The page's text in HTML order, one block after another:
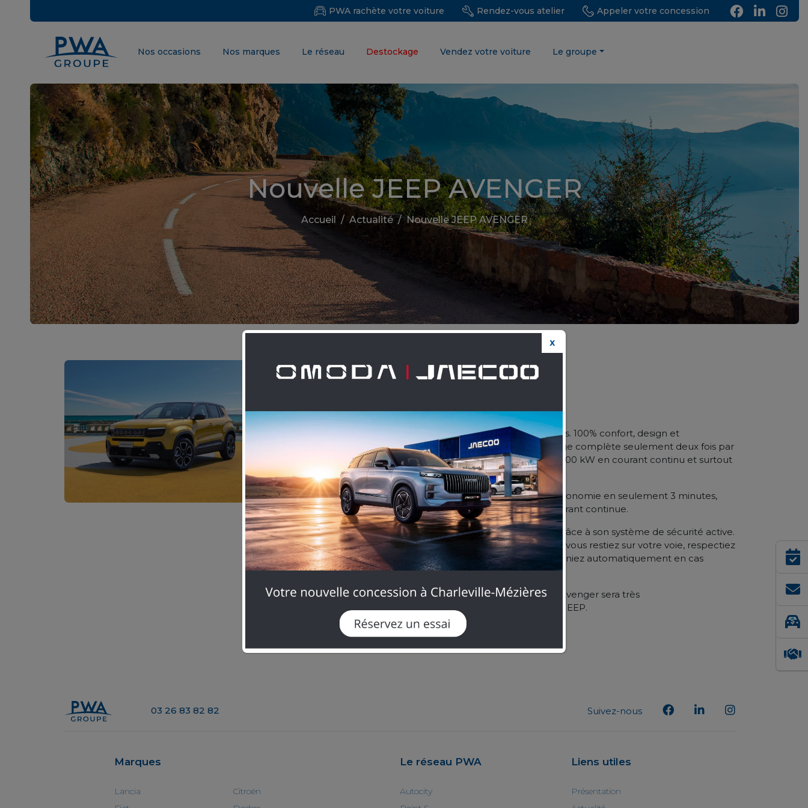
PWA rachète votre voiture Rendez-vous atelier Appeler votre concession
Nos occasions Nos marques Le réseau Destockage Vendez votre voiture Le groupe
Nouvelle JEEP AVENGER
Accueil / Actualité/Nouvelle JEEP AVENGER
Publié le 17/11/2022
La JEEP Avenger premier SUV 100 % électrique arrive !
LA JEEP Avenger Électrique c’est des performances inédites. 100% confort, design et
technologique. La nouvelle JEEP Avenger c’est une recharge complète seulement deux fois par
mois, c’est aussi la possibilité de faire une charge rapide de 100 kW en courant continu et surtout
une autonomie jusqu’à 400 km.
La JEEP Avenger c’est aussi la possibilité d’avoir 30 Km d’autonomie en seulement 3 minutes,
grâce à une charge rapide sur une borne de 100 kW en courant continue.
Profitez de ce véhicule 100% électrique en toute sécurité grâce à son système de sécurité active.
A vos côtés, lors de vos trajets, votre copilote veille à ce que vous restiez sur votre voie, respectiez
les limitations de vitesse, gardiez les bonnes distances et freiniez automatiquement en cas
d’urgence.
Très attendu par tous les passionnés de la marque JEEP, L’Avenger sera très
prochainementdisponible à l’essai
dans nos concessions JEEP.
Restez connectés, elle sera bientôt disponible !
03 26 83 82 82 Suivez-nous
Marques
Lancia
Citroën
Le réseau PWA
Autocity
Liens utiles
Présentation
X